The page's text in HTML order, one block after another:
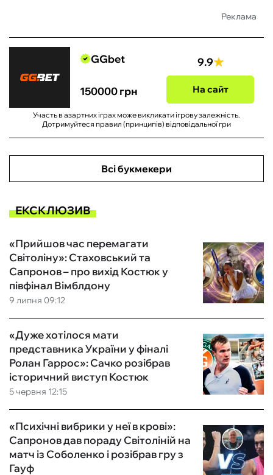
Реклама
GGbet
150000 грн
9.9
На сайт
Участь в азартних іграх може викликати ігрову залежність.
Дотримуйтеся правил (принципів) відповідальної гри
Всі букмекери
ЕКСКЛЮЗИВ
9 липня 09:12
«Прийшов час перемагати
Світоліну»: Стаховський та
Сапронов – про вихід Костюк у
півфінал Вімблдону
5 червня 12:15
«Дуже хотілося мати
представника України у фіналі
Ролан Гаррос»: Сачко розібрав
історичний виступ Костюк
«Психічні вибрики у неї в крові»:
Сапронов дав пораду Світоліній на
матч із Соболенко і розібрав гру з
Гауф